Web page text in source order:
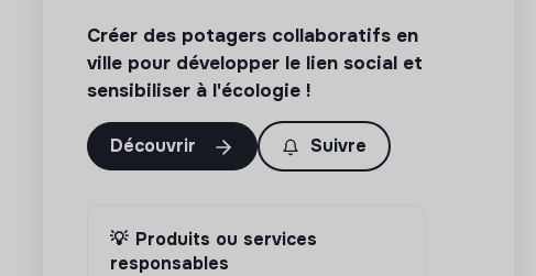
Créer des potagers collaboratifs en
ville pour développer le lien social et
sensibiliser à l'écologie !
Découvrir Suivre
💡 Produits ou services
responsables